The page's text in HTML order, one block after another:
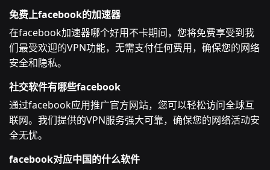
免费上facebook的加速器
在facebook加速器哪个好用不卡期间，您将免费享受到我
们最受欢迎的VPN功能，无需支付任何费用，确保您的网络
安全和隐私。
社交软件有哪些facebook
通过facebook应用推广官方网站，您可以轻松访问全球互
联网。我们提供的VPN服务强大可靠，确保您的网络活动安
全无忧。
facebook对应中国的什么软件